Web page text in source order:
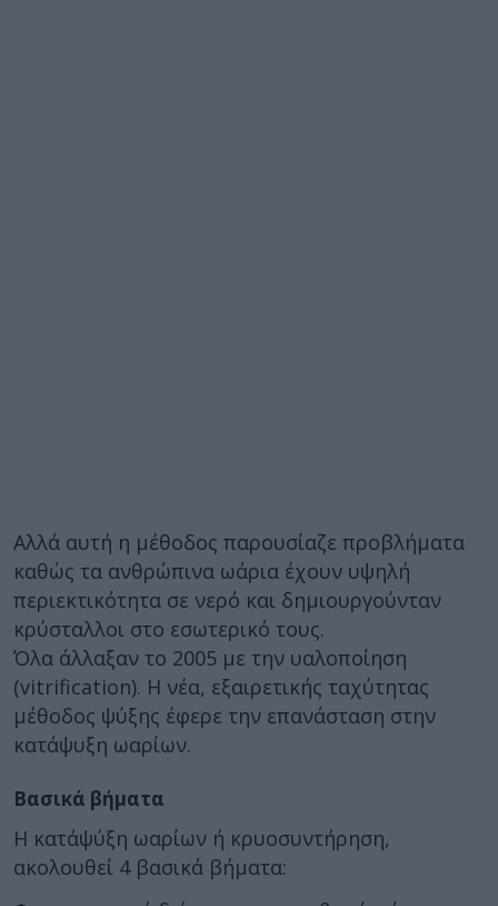
Αλλά αυτή η μέθοδος παρουσίαζε προβλήματα
καθώς τα ανθρώπινα ωάρια έχουν υψηλή
περιεκτικότητα σε νερό και δημιουργούνταν
κρύσταλλοι στο εσωτερικό τους.
Όλα άλλαξαν το 2005 με την υαλοποίηση
(vitrification). Η νέα, εξαιρετικής ταχύτητας
μέθοδος ψύξης έφερε την επανάσταση στην
κατάψυξη ωαρίων.
Βασικά βήματα
Η κατάψύξη ωαρίων ή κρυοσυντήρηση,
ακολουθεί 4 βασικά βήματα: